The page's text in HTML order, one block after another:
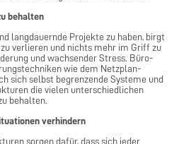
behalten
langdauernde Projekte zu haben, birgt
verlieren und nichts mehr im Griff zu
und wachsender Stress. Büro-
wie dem Netzplan-
sich selbst begrenzende Systeme und
die vielen unterschiedlichen
behalten.
verhindern
sorgen dafür, dass sich jeder